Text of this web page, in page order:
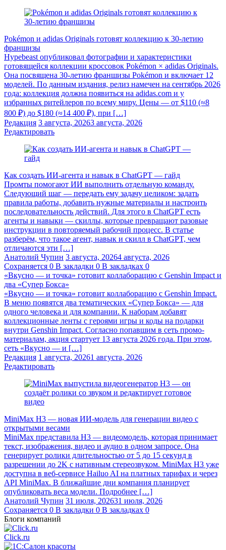
Pokémon и adidas Originals готовят коллекцию к 30-летию
франшизы
Hypebeast опубликовал фотографии и характеристики
готовящейся коллекции кроссовок Pokémon × adidas Originals.
Она посвящена 30-летию франшизы Pokémon и включает 12
моделей. По данным издания, релиз намечен на сентябрь 2026
года: коллекция должна появиться на adidas.com и у
избранных ритейлеров по всему миру. Цены — от $110 (≈8
800 ₽) до $180 (≈14 400 ₽), при […]
Редакция 3 августа, 20263 августа, 2026
Редактировать
Как создать ИИ-агента и навык в ChatGPT — гайд
Промты помогают ИИ выполнить отдельную команду.
Следующий шаг — передать ему задачу целиком: задать
правила работы, добавить нужные материалы и настроить
последовательность действий. Для этого в ChatGPT есть
агенты и навыки — скиллы, которые превращают разовые
инструкции в повторяемый рабочий процесс. В статье
разберём, что такое агент, навык и скилл в ChatGPT, чем
отличаются эти […]
Анатолий Чупин 3 августа, 20264 августа, 2026
Сохраняется 0 В закладки 0 В закладках 0
«Вкусно — и точка» готовит коллаборацию с Genshin Impact и
два «Супер Бокса»
«Вкусно — и точка» готовит коллаборацию с Genshin Impact.
В меню появятся два тематических «Супер Бокса» — для
одного человека и для компании. К наборам добавят
коллекционные ленты с героями игры и коды на подарки
внутри Genshin Impact. Согласно попавшим в сеть промо-
материалам, акция стартует 13 августа 2026 года. При этом,
сеть «Вкусно — и […]
Редакция 1 августа, 20261 августа, 2026
Редактировать
MiniMax H3 — новая ИИ-модель для генерации видео с
открытыми весами
MiniMax представила H3 — видеомодель, которая принимает
текст, изображения, видео и аудио в одном запросе. Она
генерирует ролики длительностью от 5 до 15 секунд в
разрешении до 2K с нативным стереозвуком. MiniMax H3 уже
доступна в веб-сервисе Hailuo AI на платных тарифах и через
API MiniMax. В ближайшие дни компания планирует
опубликовать веса модели. Подробнее […]
Анатолий Чупин 31 июля, 202631 июля, 2026
Сохраняется 0 В закладки 0 В закладках 0
Блоги компаний
Click.ru